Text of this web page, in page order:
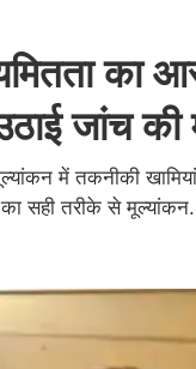
का
जांच की
में तकनीकी
सही तरीके से